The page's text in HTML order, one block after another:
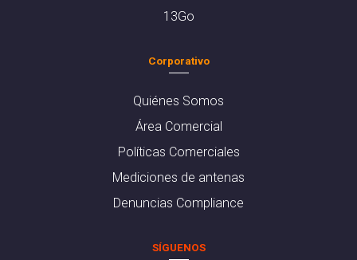
13Go
Corporativo
Quiénes Somos
Área Comercial
Políticas Comerciales
Mediciones de antenas
Denuncias Compliance
SÍGUENOS